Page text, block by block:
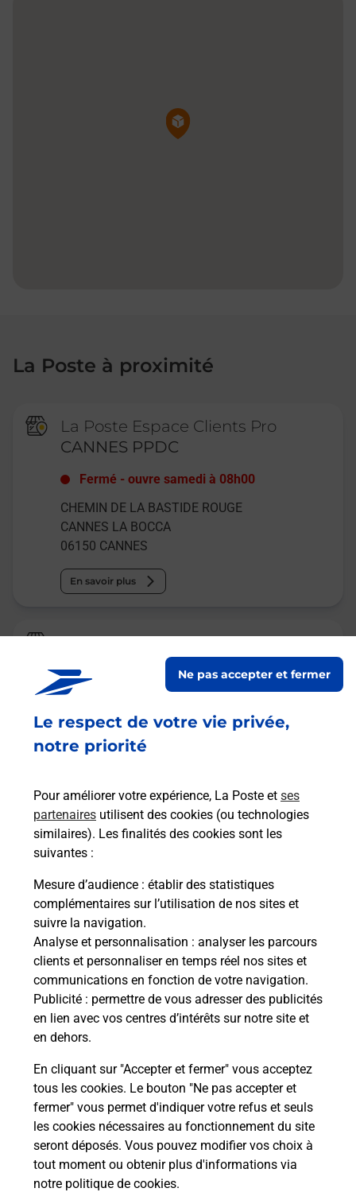
Le respect de votre vie privée,
notre priorité
Pour améliorer votre expérience, La Poste et ses
partenaires utilisent des cookies (ou technologies
similaires). Les finalités des cookies sont les
suivantes :
Mesure d’audience : établir des statistiques
complémentaires sur l’utilisation de nos sites et
suivre la navigation.
Analyse et personnalisation : analyser les parcours
clients et personnaliser en temps réel nos sites et
communications en fonction de votre navigation.
Publicité : permettre de vous adresser des publicités
en lien avec vos centres d’intérêts sur notre site et
en dehors.
En cliquant sur "Accepter et fermer" vous acceptez
tous les cookies. Le bouton "Ne pas accepter et
fermer" vous permet d'indiquer votre refus et seuls
les cookies nécessaires au fonctionnement du site
seront déposés. Vous pouvez modifier vos choix à
tout moment ou obtenir plus d'informations via
notre politique de cookies.
Ne pas accepter et fermer
Pin de la carte
La Poste à proximité
La Poste Espace Clients Pro
CANNES PPDC
Fermé -ouvre samedi à 08h00
CHEMIN DE LA BASTIDE ROUGE
CANNES LA BOCCA
06150 CANNES
En savoir plus
Relais Pickup
LS LAB FARM CITY
ferme bientôt à 19h30
87 AVENUE MICHEL JOURDAN
06150 CANNES
Malin !
La Poste
en ligne
Ouvert 24h/24
En savoir plus
CANNES
CONSIGNE PICKUP BUT CANNES